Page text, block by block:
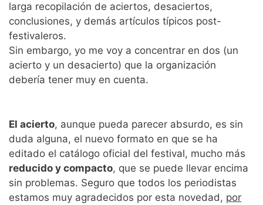
larga recopilación de aciertos, desaciertos,
conclusiones, y demás artículos típicos post-
festivaleros.
Sin embargo, yo me voy a concentrar en dos (un
acierto y un desacierto) que la organización
debería tener muy en cuenta.
El acierto, aunque pueda parecer absurdo, es sin
duda alguna, el nuevo formato en que se ha
editado el catálogo oficial del festival, mucho más
reducido y compacto, que se puede llevar encima
sin problemas. Seguro que todos los periodistas
estamos muy agradecidos por esta novedad, por